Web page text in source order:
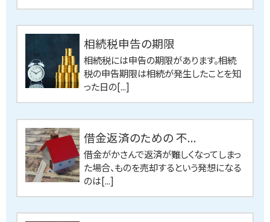
相続税申告の期限
相続税には申告の期限があります。相続
税の申告期限は相続が発生したことを知
った日の[...]
借金返済のための 不...
借金がかさんで返済が難しくなってしまっ
た場合、ものを売却するという発想になる
のは[...]